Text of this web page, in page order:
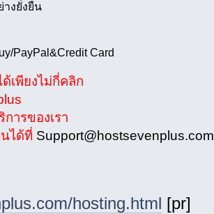
างยั่งยืน
PayPal&Credit Card
เพียงไม่กี่คลิก
ารของเรา
ได้ที่ Support@hostsevenplus.com
hosting.html [pr]